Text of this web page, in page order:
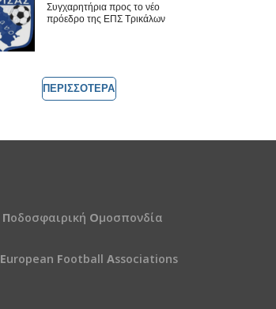
Συγχαρητήρια προς το νέο
πρόεδρο της ΕΠΣ Τρικάλων
ΠΕΡΙΣΣΟΤΕΡΑ
Ποδοσφαιρική Ομοσπονδία
European Football Associations